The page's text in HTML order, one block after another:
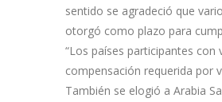
sentido se agradeció que
otorgó como plazo para
“Los países participantes
compensación requerida por
También se elogió a Arabia